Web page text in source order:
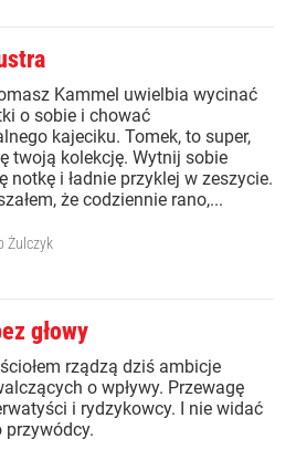
Kammel uwielbia wycinać
o sobie i chować
kajeciku. Tomek, to super,
twoją kolekcję. Wytnij sobie
notkę i ładnie przyklej w zeszycie.
że codziennie rano,...
Żulczyk
głowy
rządzą dziś ambicje
o wpływy. Przewagę
i rydzykowcy. I nie widać
przywódcy.